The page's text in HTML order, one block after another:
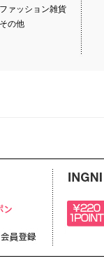
ファッション雑貨
その他